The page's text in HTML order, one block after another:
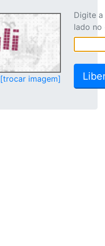
[trocar imagem]
Digite
lado no